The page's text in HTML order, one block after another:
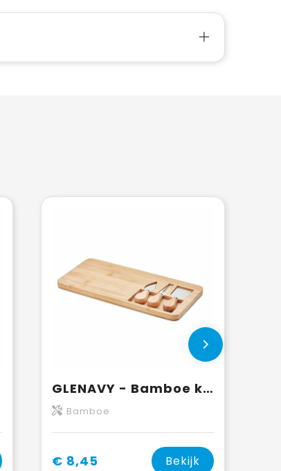
GLENAVY - Bamboe kaasplank set
Bamboe
€ 8,45 Bekijk